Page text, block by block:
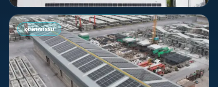
อุตสาหกรรม